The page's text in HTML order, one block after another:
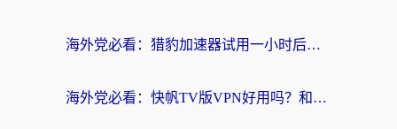
海外党必看：猎豹加速器试用一小时后，我终于找到无缝访问国内资源的正确姿势
海外党必看：快帆TV版VPN好用吗？和畅游VPN对比哪个回国效果更好？附实用选择指南